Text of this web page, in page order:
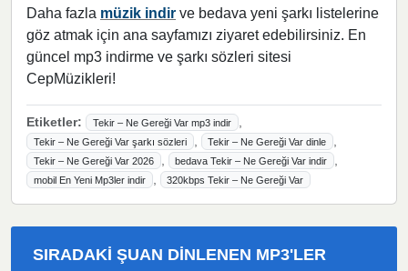
Daha fazla müzik indir ve bedava yeni şarkı listelerine
göz atmak için ana sayfamızı ziyaret edebilirsiniz. En
güncel mp3 indirme ve şarkı sözleri sitesi
CepMüzikleri!
Etiketler: Tekir – Ne Gereği Var mp3 indir
Tekir – Ne Gereği Var şarkı sözleri Tekir – Ne Gereği Var dinle
Tekir – Ne Gereği Var 2026 bedava Tekir – Ne Gereği Var indir
mobil En Yeni Mp3ler indir 320kbps Tekir – Ne Gereği Var
SIRADAKI ŞUAN DINLENEN MP3'LER